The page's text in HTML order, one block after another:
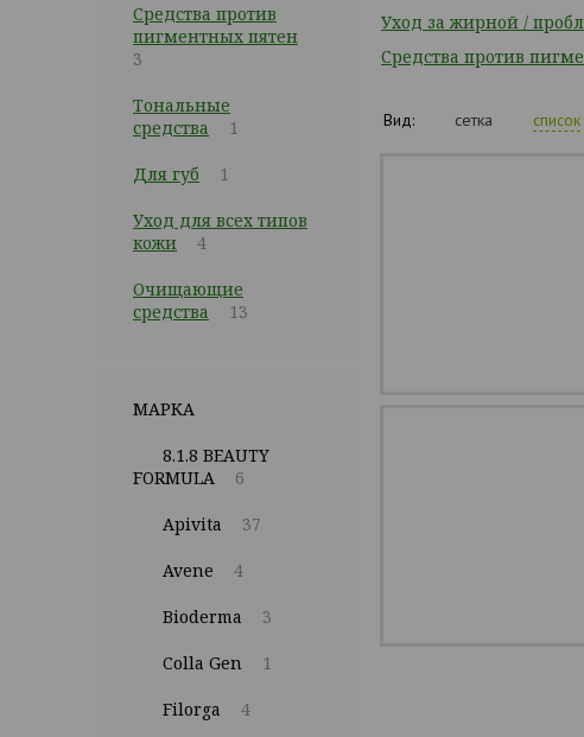
Средства против
пигментных пятен
3
Тональные
средства
1
Для губ 1
Уход для всех типов
кожи
4
Очищающие
средства
13
МАРКА
8.1.8 BEAUTY
FORMULA
6
Apivita 37
Avene 4
Bioderma 3
Colla Gen 1
Filorga 4
Уход за жирной /
Средства против
Вид: сетка список